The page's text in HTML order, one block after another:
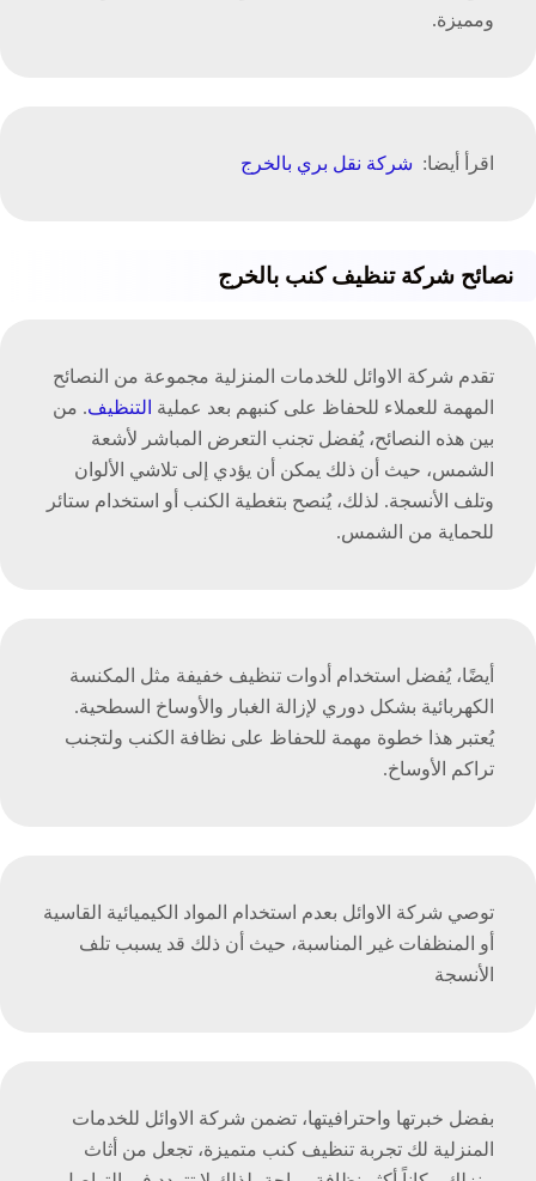
ومميزة.
اقرأ أيضا: شركة نقل بري بالخرج
نصائح شركة تنظيف كنب بالخرج
تقدم شركة الاوائل للخدمات المنزلية مجموعة من النصائح
المهمة للعملاء للحفاظ على كنبهم بعد عملية التنظيف. من
بين هذه النصائح، يُفضل تجنب التعرض المباشر لأشعة
الشمس، حيث أن ذلك يمكن أن يؤدي إلى تلاشي الألوان
وتلف الأنسجة. لذلك، يُنصح بتغطية الكنب أو استخدام ستائر
للحماية من الشمس.
أيضًا، يُفضل استخدام أدوات تنظيف خفيفة مثل المكنسة
الكهربائية بشكل دوري لإزالة الغبار والأوساخ السطحية.
يُعتبر هذا خطوة مهمة للحفاظ على نظافة الكنب ولتجنب
تراكم الأوساخ.
توصي شركة الاوائل بعدم استخدام المواد الكيميائية القاسية
أو المنظفات غير المناسبة، حيث أن ذلك قد يسبب تلف
الأنسجة
بفضل خبرتها واحترافيتها، تضمن شركة الاوائل للخدمات
المنزلية لك تجربة تنظيف كنب متميزة، تجعل من أثاث